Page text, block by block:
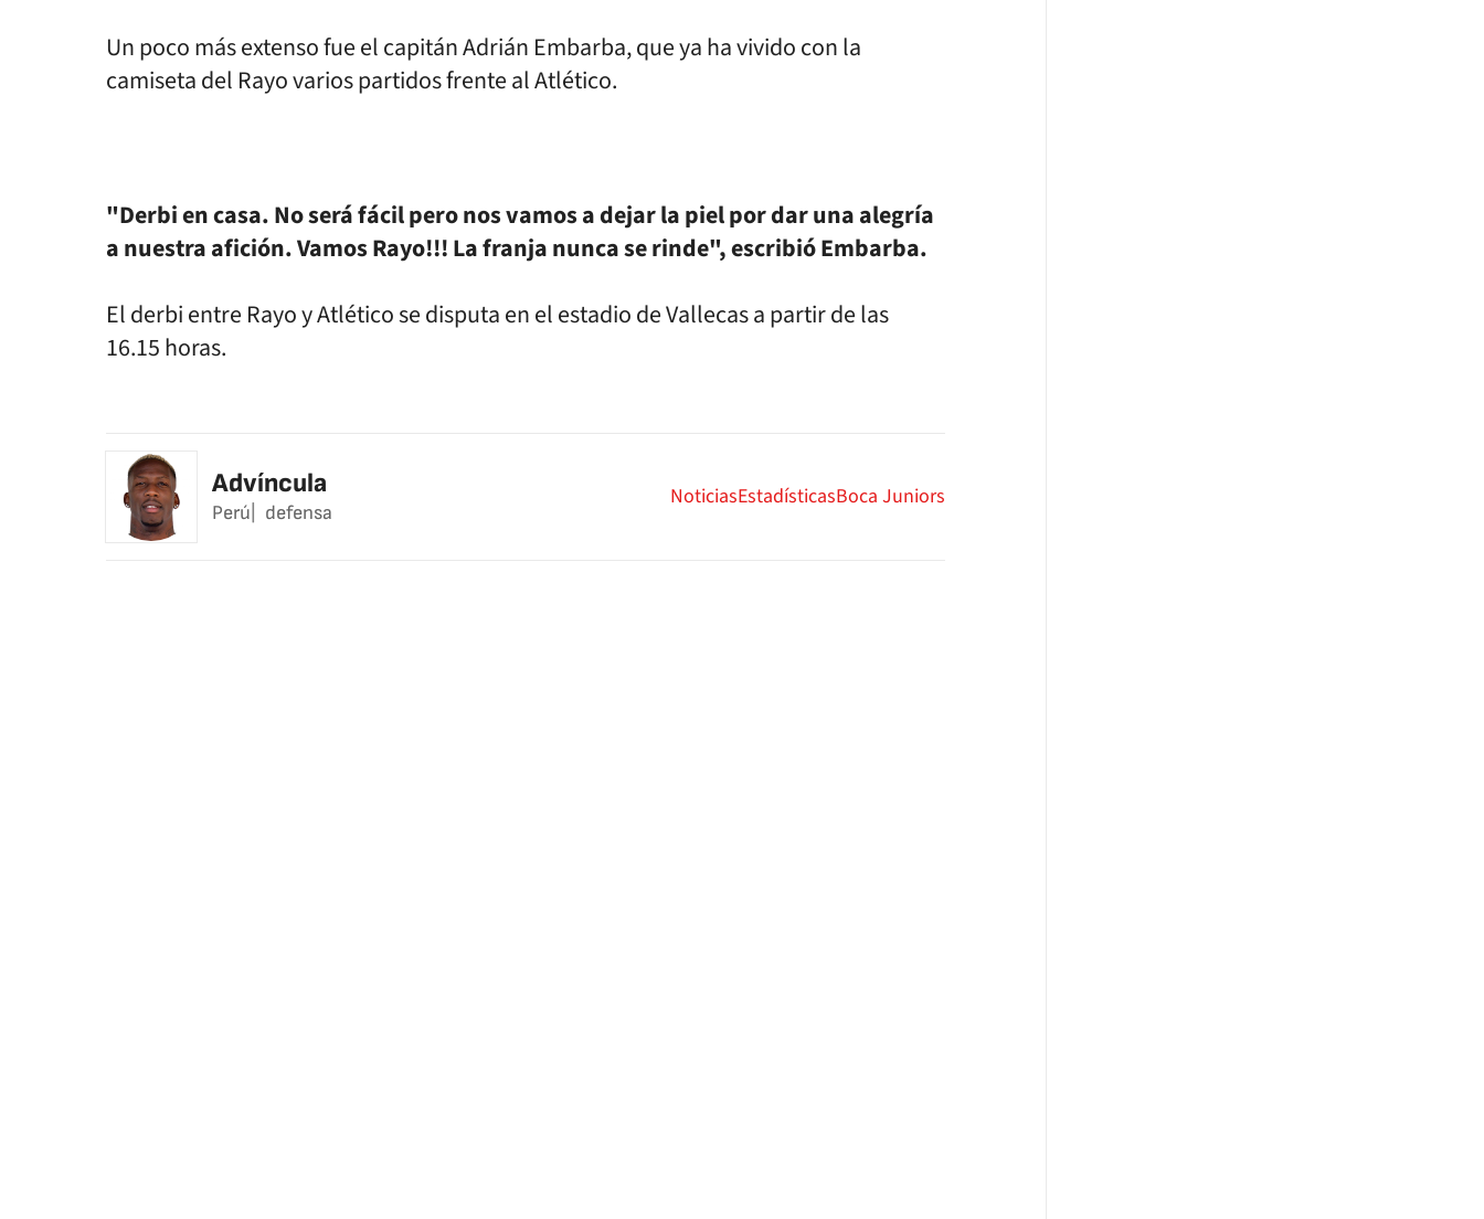
Un poco más extenso fue el capitán Adrián Embarba, que ya ha vividocon la
camiseta del Rayo varios partidos frente al Atlético.
"Derbi en casa. No será fácil pero nos vamos a dejar la piel por dar una alegría
a nuestra afición. Vamos Rayo!!! La franja nunca se rinde",escribió Embarba.
El derbi entre Rayo y Atlético se disputa en el estadio de Vallecasa partir de las
16.15 horas.
Advíncula
Perú defensa
NoticiasEstadísticasBoca Juniors